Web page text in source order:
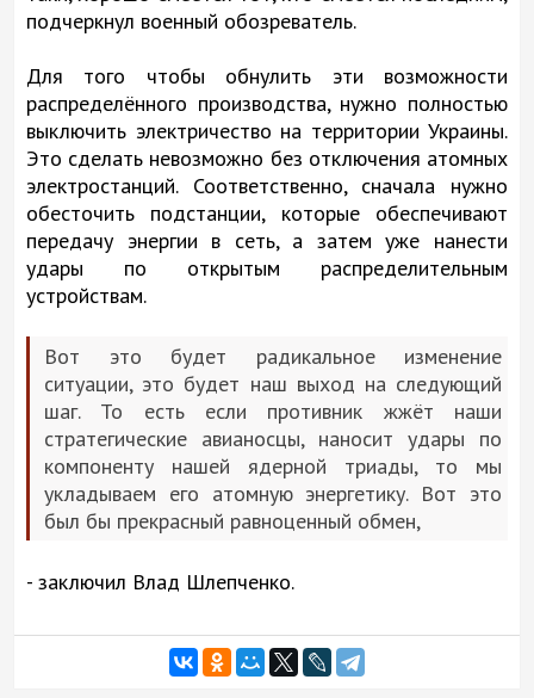
подчеркнул военный обозреватель.
Для того чтобы обнулить эти возможности
распределённого производства, нужно полностью
выключить электричество на территории Украины.
Это сделать невозможно без отключения атомных
электростанций. Соответственно, сначала нужно
обесточить подстанции, которые обеспечивают
передачу энергии в сеть, а затем уже нанести
удары по открытым распределительным
устройствам.
Вот это будет радикальное изменение
ситуации, это будет наш выход на следующий
шаг. То есть если противник жжёт наши
стратегические авианосцы, наносит удары по
компоненту нашей ядерной триады, то мы
укладываем его атомную энергетику. Вот это
был бы прекрасный равноценный обмен,
- заключил Влад Шлепченко.